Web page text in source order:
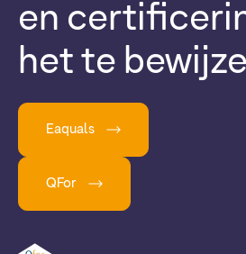
en
het te
Eaquals
QFor